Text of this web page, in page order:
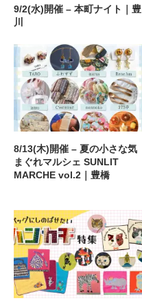
9/2(水)開催 – 本町ナイト｜豊
川
8/13(木)開催 – 夏の小さな気
まぐれマルシェ SUNLIT
MARCHE vol.2｜豊橋